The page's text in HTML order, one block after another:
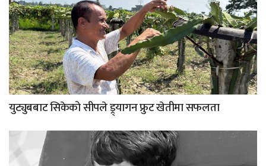
युट्युबबाट सिकेको सीपले ड्र्यागन फ्रुट खेतीमा सफलता